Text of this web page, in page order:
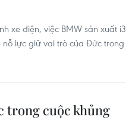
xe điện, việc BMW sản xuất i3
lực giữ vai trò của Đức trong
trong cuộc khủng